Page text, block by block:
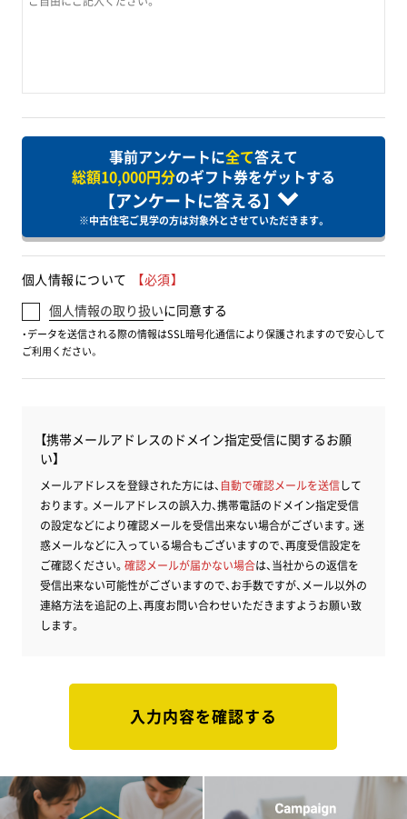
事前アンケートに全て答えて
総額10,000円分のギフト券をゲットする
【アンケートに答える】
※中古住宅ご見学の方は対象外とさせていただきます。
個人情報について
【必須】
個人情報の取り扱いに同意する
・データを送信される際の情報はSSL暗号化通信により保護されますので安心して
ご利用ください。
【携帯メールアドレスのドメイン指定受信に関するお願
い】
メールアドレスを登録された方には、 自動で確認メールを送信して
おります。メールアドレスの誤入力、携帯電話のドメイン指定受信
の設定などにより確認メールを受信出来ない場合がございます。迷
惑メールなどに入っている場合もございますので、再度受信設定を
ご確認ください。 確認メールが届かない場合は、当社からの返信を
受信出来ない可能性がございますので、お手数ですが、メール以外の
連絡方法を追記の上、再度お問い合わせいただきますようお願い致
します。
入力内容を確認する